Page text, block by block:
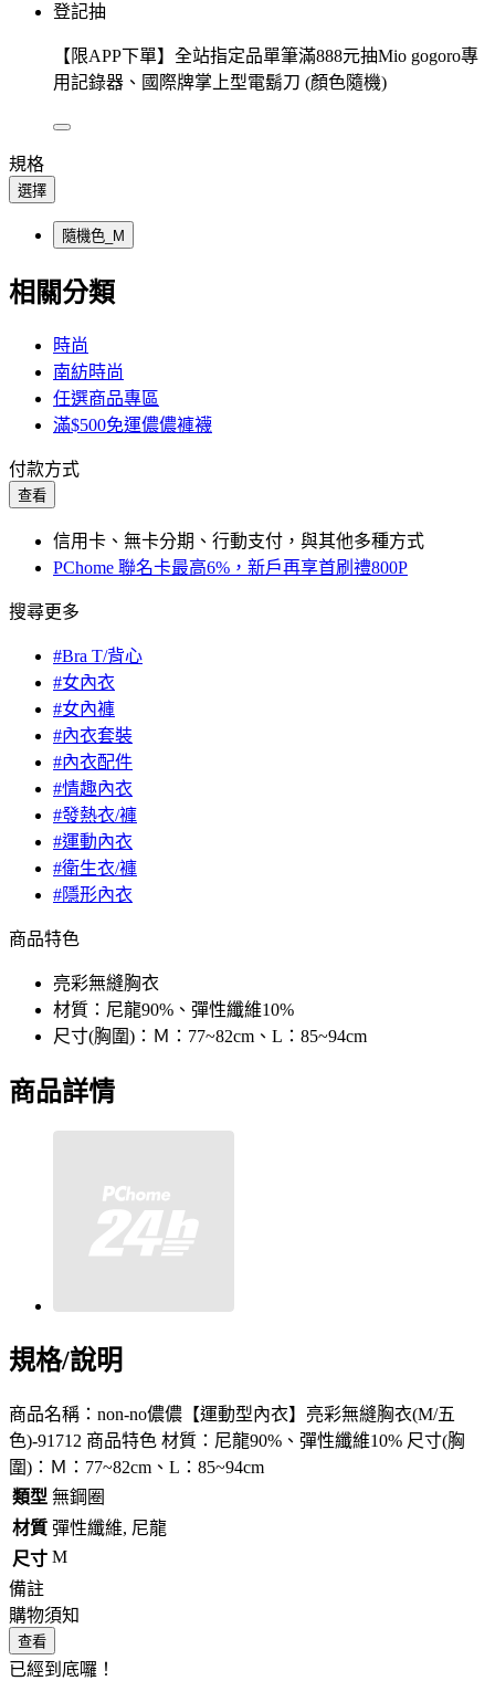
登記抽
【限APP下單】全站指定品單筆滿888元抽Mio gogoro專
用記錄器、國際牌掌上型電鬍刀 (顏色隨機)
規格
選擇
隨機色_M
相關分類
時尚
南紡時尚
任選商品專區
滿$500免運儂儂褲襪
付款方式
查看
信用卡、無卡分期、行動支付，與其他多種方式
PChome 聯名卡最高6%，新戶再享首刷禮800P
搜尋更多
#Bra T/背心
#女內衣
#女內褲
#內衣套裝
#內衣配件
#情趣內衣
#發熱衣/褲
#運動內衣
#衛生衣/褲
#隱形內衣
商品特色
亮彩無縫胸衣
材質：尼龍90%、彈性纖維10%
尺寸(胸圍)：Ｍ：77~82cm、L：85~94cm
商品詳情
規格/說明
商品名稱：non-no儂儂【運動型內衣】亮彩無縫胸衣(M/五
色)-91712 商品特色 材質：尼龍90%、彈性纖維10% 尺寸(胸
圍)：Ｍ：77~82cm、L：85~94cm
類型 無鋼圈
材質 彈性纖維, 尼龍
尺寸 M
備註
購物須知
查看
已經到底囉！